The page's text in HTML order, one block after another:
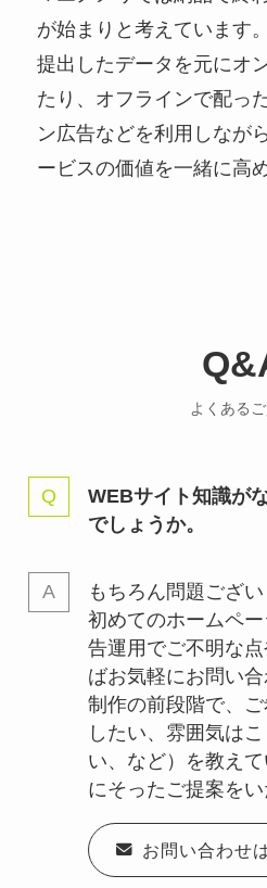
が始まりと考えています。
提出したデータを元にオ
たり、オフラインで配っ
ン広告などを利用しなが
ービスの価値を一緒に高
よくある
WEBサイト知識が
でしょうか。
もちろん問題ござい
初めてのホームペ
告運用でご不明な
ばお気軽にお問い合
制作の前段階で、
したい、雰囲気は
い、など）を教え
にそったご提案をい
お問い合わせ